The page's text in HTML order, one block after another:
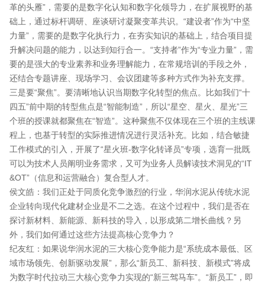
革的头雁”，需要的是数字化认知和数字化领导力，在扩展视野的基
础上，通过标杆调研、座谈研讨凝聚变革共识。“建设者”作为“中坚
力量”，需要的是数字化执行力，在夯实知识的基础上，结合项目提
升解决问题的能力，以达到知行合一。“支持者”作为“专业力量”，需
要的是强大的专业素养和业务理解能力，在常规培训的手段之外，
还结合专题讲座、现场学习、会议团建等多种方式作为补充支撑。
三是要“聚焦”。要清晰地认识当期数字化转型的焦点。比如我们“十
四五”前中期的转型焦点是“智能制造”，所以“星空、星火、星光”三
个班的授课就都聚焦在“智造”。这种聚焦不仅体现在三个班的主线课
程上，也基于转型的实际推进情况进行灵活补充。比如，结合敏捷
工作模式的引入，开展了“星火班-数字化转译员”专项，选育一批既
可以为技术人员阐明业务需求，又可为业务人员解读技术洞见的“IT
&OT”（信息和运营融合）复合型人才。
侯文皓：我们正处于同质化竞争激烈的行业，华润水泥从传统水泥
企业转向现代化建材企业是不二之选。在这个过程中，我们是否在
探讨新材料、新能源、新科技的导入，以形成第二增长曲线？另
外，我们如何通过这些方法提高核心竞争力？
纪友红：如果说华润水泥的三大核心竞争能力是“系统成本最低、区
域市场领先、创新驱动发展”，那么“新员工、新科技、新模式”将成
为数字时代拉动三大核心竞争力实现的“新三驾马车”。“新员工”，即